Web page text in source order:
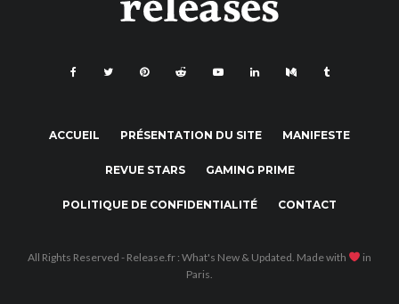
ACCUEIL PRÉSENTATION DU SITE MANIFESTE
REVUE STARS GAMING PRIME
POLITIQUE DE CONFIDENTIALITÉ CONTACT
All Rights Reserved - Release.fr : What's New & Updated. Made with
in
Paris.